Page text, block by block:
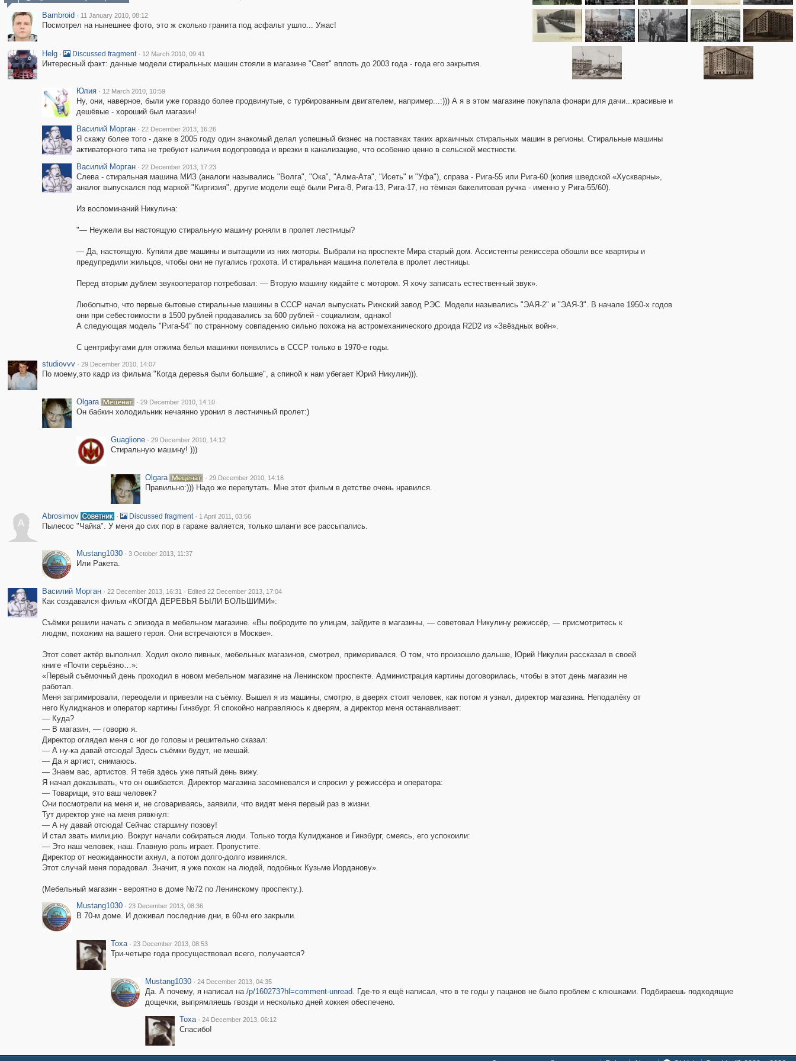
Bambroid · 11 January 2010, 08:12
Посмотрел на нынешнее фото, это ж сколько гранита под асфальт ушло... Ужас!
Helg · Discussed fragment · 12 March 2010, 09:41
Интересный факт: данные модели стиральных машин стояли в магазине "Свет" вплоть до 2003 года - года его закрытия.
Юлия · 12 March 2010, 10:59
Ну, они, наверное, были уже гораздо более продвинутые, с турбированным двигателем, например...:))) А я в этом магазине покупала фонари для дачи...красивые и
дешёвые - хороший был магазин!
Василий Морган · 22 December 2013, 16:26
Я скажу более того - даже в 2005 году один знакомый делал успешный бизнес на поставках таких архаичных стиральных машин в регионы. Стиральные машины
активаторного типа не требуют наличия водопровода и врезки в канализацию, что особенно ценно в сельской местности.
Василий Морган · 22 December 2013, 17:23
Слева - стиральная машина МИЗ (аналоги назывались "Волга", "Ока", "Алма-Ата", "Исеть" и "Уфа"), справа - Рига-55 или Рига-60 (копия шведской «Хускварны»,
аналог выпускался под маркой "Киргизия", другие модели ещё были Рига-8, Рига-13, Рига-17, но тёмная бакелитовая ручка - именно у Рига-55/60).
Из воспоминаний Никулина:
"— Неужели вы настоящую стиральную машину роняли в пролет лестницы?
— Да, настоящую. Купили две машины и вытащили из них моторы. Выбрали на проспекте Мира старый дом. Ассистенты режиссера обошли все квартиры и
предупредили жильцов, чтобы они не пугались грохота. И стиральная машина полетела в пролет лестницы.
Перед вторым дублем звукооператор потребовал: — Вторую машину кидайте с мотором. Я хочу записать естественный звук».
Любопытно, что первые бытовые стиральные машины в СССР начал выпускать Рижский завод РЭС. Модели назывались "ЭАЯ-2" и "ЭАЯ-3". В начале 1950-х годов
они при себестоимости в 1500 рублей продавались за 600 рублей - социализм, однако!
А следующая модель "Рига-54" по странному совпадению сильно похожа на астромеханического дроида R2D2 из «Звёздных войн».
С центрифугами для отжима белья машинки появились в СССР только в 1970-е годы.
studiovvv · 29 December 2010, 14:07
По моему,это кадр из фильма "Когда деревья были большие", а спиной к нам убегает Юрий Никулин))).
Olgara · 29 December 2010, 14:10
Он бабкин холодильник нечаянно уронил в лестничный пролет:)
Guaglione · 29 December 2010, 14:12
Стиральную машину! )))
Olgara · 29 December 2010, 14:16
Правильно:))) Надо же перепутать. Мне этот фильм в детстве очень нравился.
A
Abrosimov · Discussed fragment · 1 April 2011, 03:56
Пылесос "Чайка". У меня до сих пор в гараже валяется, только шланги все рассыпались.
Mustang1030 · 3 October 2013, 11:37
Или Ракета.
Василий Морган · 22 December 2013, 16:31 · Edited 22 December 2013, 17:04
Как создавался фильм «КОГДА ДЕРЕВЬЯ БЫЛИ БОЛЬШИМИ»:
Съёмки решили начать с эпизода в мебельном магазине. «Вы побродите по улицам, зайдите в магазины, — советовал Никулину режиссёр, — присмотритесь к
людям, похожим на вашего героя. Они встречаются в Москве».
Этот совет актёр выполнил. Ходил около пивных, мебельных магазинов, смотрел, примеривался. О том, что произошло дальше, Юрий Никулин рассказал в своей
книге «Почти серьёзно…»:
«Первый съёмочный день проходил в новом мебельном магазине на Ленинском проспекте. Администрация картины договорилась, чтобы в этот день магазин не
работал.
Меня загримировали, переодели и привезли на съёмку. Вышел я из машины, смотрю, в дверях стоит человек, как потом я узнал, директор магазина. Неподалёку от
него Кулиджанов и оператор картины Гинзбург. Я спокойно направляюсь к дверям, а директор меня останавливает:
— Куда?
— В магазин, — говорю я.
Директор оглядел меня с ног до головы и решительно сказал:
— А ну-ка давай отсюда! Здесь съёмки будут, не мешай.
— Да я артист, снимаюсь.
— Знаем вас, артистов. Я тебя здесь уже пятый день вижу.
Я начал доказывать, что он ошибается. Директор магазина засомневался и спросил у режиссёра и оператора:
— Товарищи, это ваш человек?
Они посмотрели на меня и, не сговариваясь, заявили, что видят меня первый раз в жизни.
Тут директор уже на меня рявкнул:
— А ну давай отсюда! Сейчас старшину позову!
И стал звать милицию. Вокруг начали собираться люди. Только тогда Кулиджанов и Гинзбург, смеясь, его успокоили:
— Это наш человек, наш. Главную роль играет. Пропустите.
Директор от неожиданности ахнул, а потом долго-долго извинялся.
Этот случай меня порадовал. Значит, я уже похож на людей, подобных Кузьме Иорданову».
(Мебельный магазин - вероятно в доме №72 по Ленинскому проспекту.).
Mustang1030 · 23 December 2013, 08:36
В 70-м доме. И доживал последние дни, в 60-м его закрыли.
Toxa · 23 December 2013, 08:53
Три-четыре года просуществовал всего, получается?
Mustang1030 · 24 December 2013, 04:35
Да. А почему, я написал на /p/160273?hl=comment-unread. Где-то я ещё написал, что в те годы у пацанов не было проблем с клюшками. Подбираешь подходящие
дощечки, выпрямляешь гвозди и несколько дней хоккея обеспечено.
Toxa · 24 December 2013, 06:12
Спасибо!